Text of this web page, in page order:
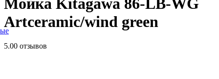
Мойка Kitagawa 86-LB-WG
Artceramic/wind green
5.00 отзывов